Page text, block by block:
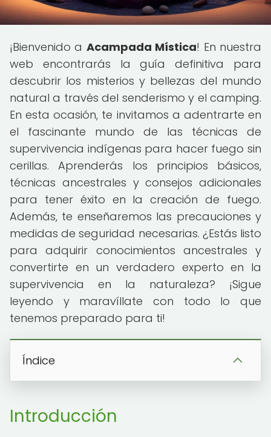
¡Bienvenido a Acampada Mística! En nuestra
web encontrarás la guía definitiva para
descubrir los misterios y bellezas del mundo
natural a través del senderismo y el camping.
En esta ocasión, te invitamos a adentrarte en
el fascinante mundo de las técnicas de
supervivencia indígenas para hacer fuego sin
cerillas. Aprenderás los principios básicos,
técnicas ancestrales y consejos adicionales
para tener éxito en la creación de fuego.
Además, te enseñaremos las precauciones y
medidas de seguridad necesarias. ¿Estás listo
para adquirir conocimientos ancestrales y
convertirte en un verdadero experto en la
supervivencia en la naturaleza? ¡Sigue
leyendo y maravíllate con todo lo que
tenemos preparado para ti!
Índice
Introducción